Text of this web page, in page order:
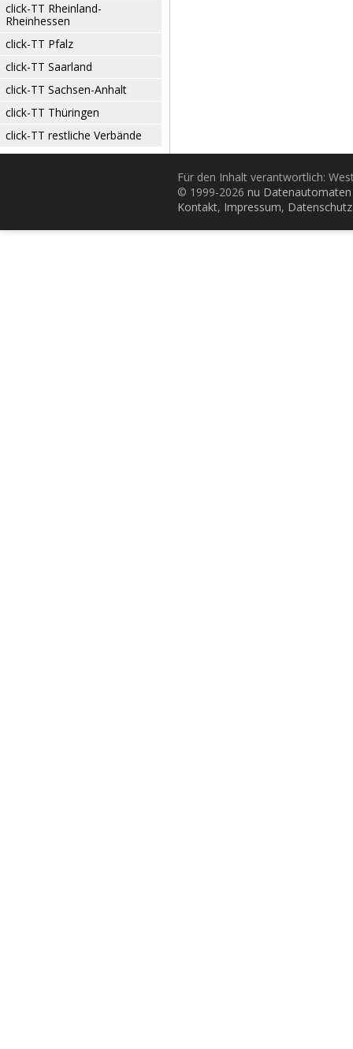
click-TT Rheinland-
Rheinhessen
click-TT Pfalz
click-TT Saarland
click-TT Sachsen-Anhalt
click-TT Thüringen
click-TT restliche Verbände
Für den Inhalt verantwortlich:
© 1999-2026 nu
Kontakt, Impressum, Datenschutz